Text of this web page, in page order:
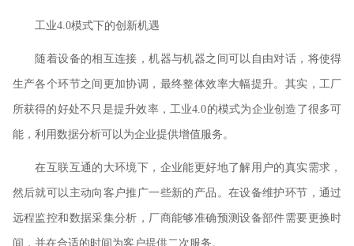
工业4.0模式下的创新机遇
随着设备的相互连接，机器与机器之间可以自由对话，将使得
生产各个环节之间更加协调，最终整体效率大幅提升。其实，工厂
所获得的好处不只是提升效率，工业4.0的模式为企业创造了很多可
能，利用数据分析可以为企业提供增值服务。
在互联互通的大环境下，企业能更好地了解用户的真实需求，
然后就可以主动向客户推广一些新的产品。在设备维护环节，通过
远程监控和数据采集分析，厂商能够准确预测设备部件需要更换时
间，并在合适的时间为客户提供二次服务。